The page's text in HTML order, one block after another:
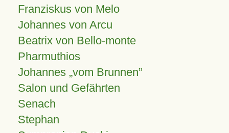
Franziskus von Melo
Johannes von Arcu
Beatrix von Bello-monte
Pharmuthios
Johannes vom Brunnen
Salon und Gefährten
Senach
Stephan